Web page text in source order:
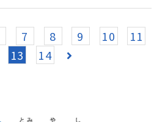
7 8 9 10
11
13 14